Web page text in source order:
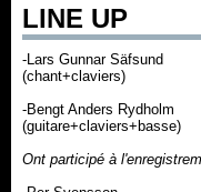
LINE UP
-Lars Gunnar Säfsund
(chant+claviers)
-Bengt Anders Rydholm
(guitare+claviers+basse)
Ont participé à